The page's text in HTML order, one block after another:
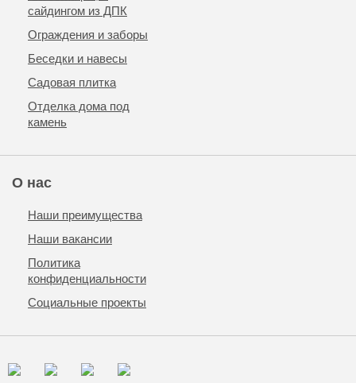
сайдингом из ДПК
Ограждения и заборы
Беседки и навесы
Садовая плитка
Отделка дома под
камень
О нас
Наши преимущества
Наши вакансии
Политика
конфиденциальности
Социальные проекты